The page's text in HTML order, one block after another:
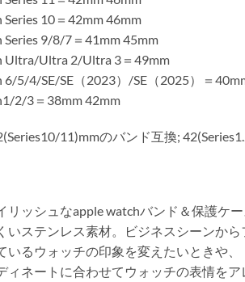
10＝42mm 46mm
9/8/7＝41mm 45mm
Ultra/Ultra 2/Ultra 3＝49mm
5/4/SE/SE（2023）/SE（2025）＝
2/3＝38mm 42mm
11)mmのバンド互換;
リッシュなapple watchバンド＆保護ケー
いステンレス素材。ビジネスシーンか
いるウォッチの印象を変えたいときや、
ィネートに合わせてウォッチの表情を